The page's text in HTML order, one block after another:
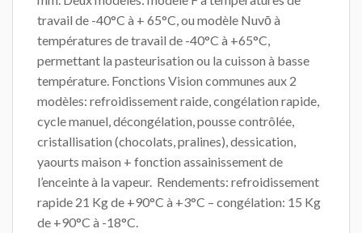
travail de -40°C à + 65°C, ou modèle Nuvō à
températures de travail de -40°C à +65°C,
permettant la pasteurisation ou la cuisson à basse
température. Fonctions Vision communes aux 2
modèles: refroidissement raide, congélation rapide,
cycle manuel, décongélation, pousse contrôlée,
cristallisation (chocolats, pralines), dessication,
yaourts maison + fonction assainissement de
l’enceinte à la vapeur. Rendements: refroidissement
rapide 21 Kg de +90°C à +3°C – congélation: 15 Kg
de +90°C à -18°C.